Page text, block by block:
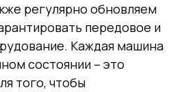
регулярно обновляем
передовое и
Каждая машина
состоянии – это
того, чтобы